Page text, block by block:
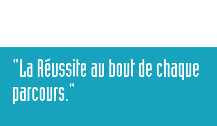
"La Réussite au bout de chaque
parcours."